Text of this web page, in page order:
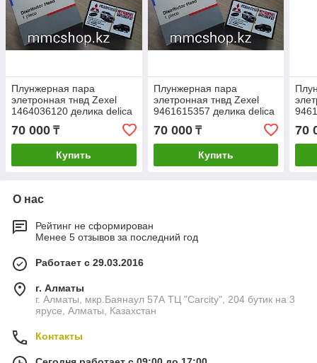
Плунжерная пара
элетронная тнвд Zexel
1464036120 делика delica
pajero паджеро
митсубиши митсубиси
mitsubishi
70 000 ₸
Купить
Плунжерная пара
элетронная тнвд Zexel
9461615357 делика delica
pajero паджеро
митсубиши митсубиси
mitsubishi
70 000₸
Купить
70
О нас
Рейтинг не сформирован
Менее 5 отзывов за последний год
Работает с 29.03.2016
г. Алматы
г. Алматы, мкр.Баянаул 57А ТЦ "Carcity", 204 бутик на 3
ярусе, Алматы, Казахстан
Контакты